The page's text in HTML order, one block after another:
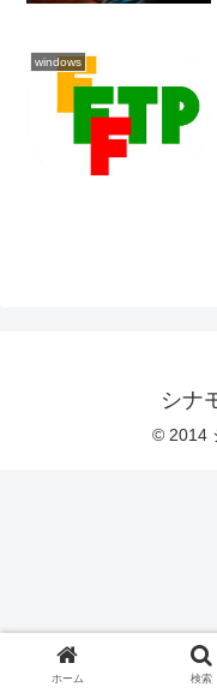
windows
シナ
© 2014
ホーム 検索